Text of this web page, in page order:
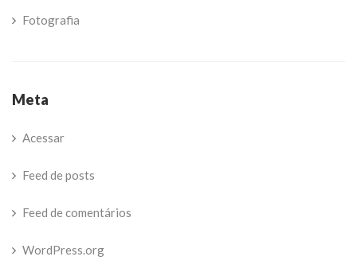
Fotografia
Meta
Acessar
Feed de posts
Feed de comentários
WordPress.org